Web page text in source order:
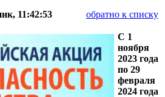
11:42:53
обратно к списку
С 1
ноября
2023 года
по 29
февраля
2024 года